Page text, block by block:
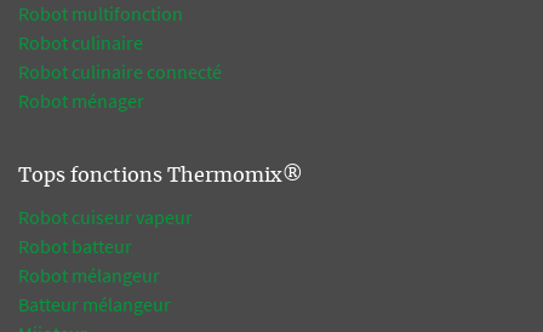
Robot multifonction
Robot culinaire
Robot culinaire connecté
Robot ménager
Tops fonctions Thermomix®
Robot cuiseur vapeur
Robot batteur
Robot mélangeur
Batteur mélangeur